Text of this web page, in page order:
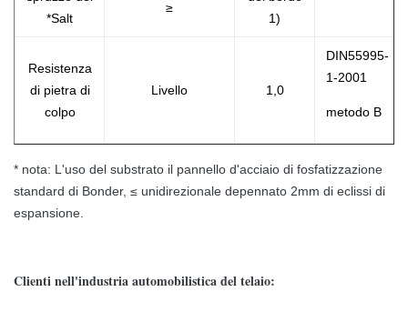
*Salt
≥
1)
Resistenza
di pietra di
colpo
Livello 1,0
DIN55995-
1-2001
metodo B
* nota: L'uso del substrato il pannello d'acciaio di fosfatizzazione
standard di Bonder, ≤ unidirezionale depennato 2mm di eclissi di
espansione.
Clienti nell'industria automobilistica del telaio: